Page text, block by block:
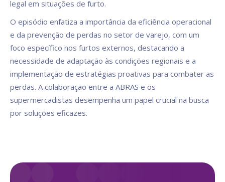
legal em situações de furto.
O episódio enfatiza a importância da eficiência operacional
e da prevenção de perdas no setor de varejo, com um
foco específico nos furtos externos, destacando a
necessidade de adaptação às condições regionais e a
implementação de estratégias proativas para combater as
perdas. A colaboração entre a ABRAS e os
supermercadistas desempenha um papel crucial na busca
por soluções eficazes.